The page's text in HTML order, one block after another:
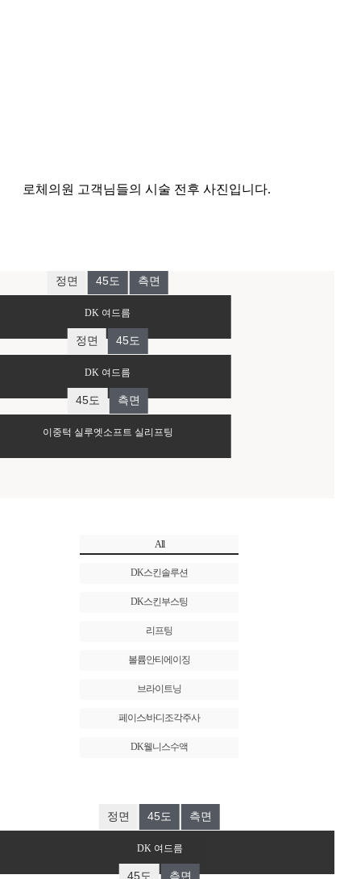
로체의원 고객님들의 시술 전후 사진입니다.
그인 후 확인 가능합
DK 여드름
그인 후 확인 가능합
DK 여드름
그인 후 확인 가능합
니다.
이중턱 실루엣소프트 실리프팅
All
DK스킨솔루션
DK스킨부스팅
리프팅
볼륨안티에이징
브라이트닝
페이스/바디조각주사
DK웰니스수액
DK 여드름